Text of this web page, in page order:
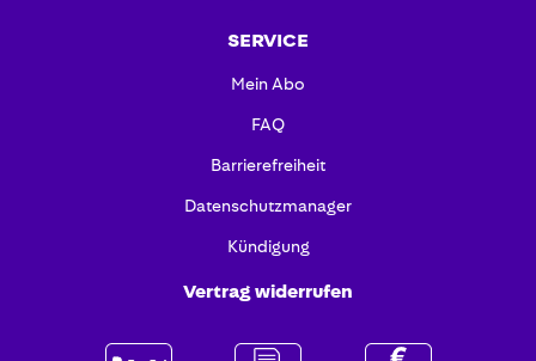
SERVICE
Mein Abo
FAQ
Barrierefreiheit
Datenschutzmanager
Kündigung
Vertrag widerrufen